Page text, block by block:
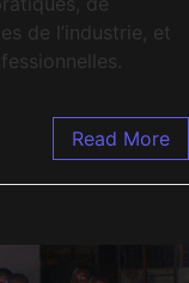
de l’industrie, et
Read More